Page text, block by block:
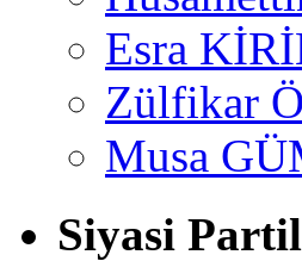
Esra
Zülfikar
Musa
Siyasi